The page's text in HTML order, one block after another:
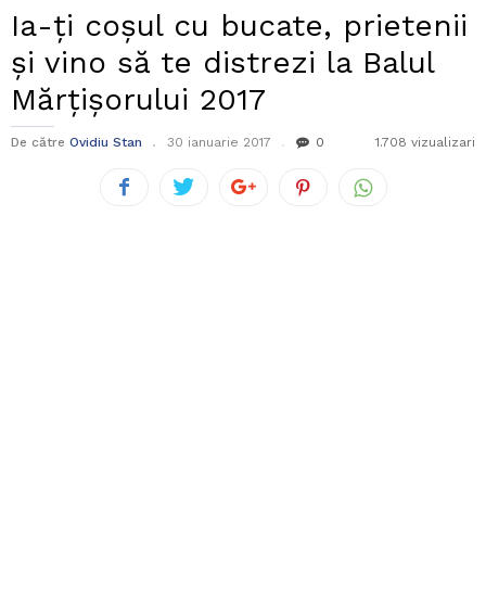
Ia-ți coșul cu bucate, prietenii
și vino să te distrezi la Balul
Mărțișorului 2017
De către Ovidiu Stan 30 ianuarie 2017 0 1.708 vizualizari